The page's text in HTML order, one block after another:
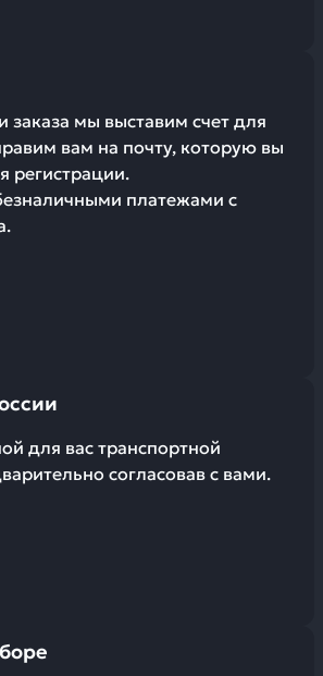
мы выставим счет для
вам на почту, которую вы
регистрации.
платежами с
для вас транспортной
согласовав с вами.